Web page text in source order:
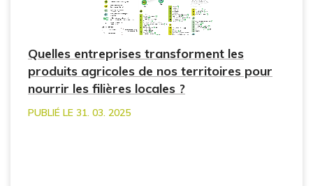
Quelles entreprises transforment les
produits agricoles de nos territoires pour
nourrir les filières locales ?
PUBLIÉ LE 31. 03. 2025